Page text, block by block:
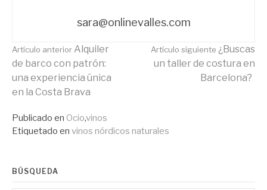
sara@onlinevalles.com
Seguir
leyendo
Artículo anterior Alquiler
de barco con patrón:
una experiencia única
en la Costa Brava
Artículo siguiente ¿Buscas
un taller de costura en
Barcelona?
Publicado en Ocio,vinos
Etiquetado en vinos nórdicos naturales
BÚSQUEDA